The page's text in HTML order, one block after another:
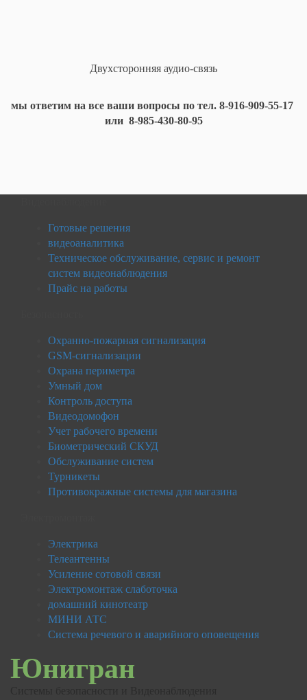
Двухсторонняя аудио-связь
мы ответим на все ваши вопросы по тел. 8-916-909-55-17
или 8-985-430-80-95
Готовые решения
видеоаналитика
Техническое обслуживание, сервис и ремонт
систем видеонаблюдения
Прайс на работы
Охранно-пожарная сигнализация
GSM-сигнализации
Охрана периметра
Умный дом
Контроль доступа
Видеодомофон
Учет рабочего времени
Биометрический СКУД
Обслуживание систем
Турникеты
Противокражные системы для магазина
Электрика
Телеантенны
Усиление сотовой связи
Электромонтаж слаботочка
домашний кинотеатр
МИНИ АТС
Система речевого и аварийного оповещения
Юнигран